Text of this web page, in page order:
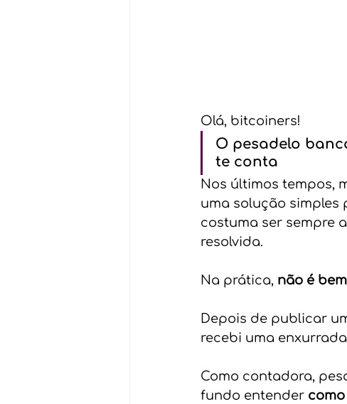
Olá, bitcoiners!
O pesadelo
te conta
Nos últimos tempos,
uma solução simples
costuma ser sempre
resolvida.
Na prática, não é
Depois de publicar
recebi uma
Como contadora,
fundo entender